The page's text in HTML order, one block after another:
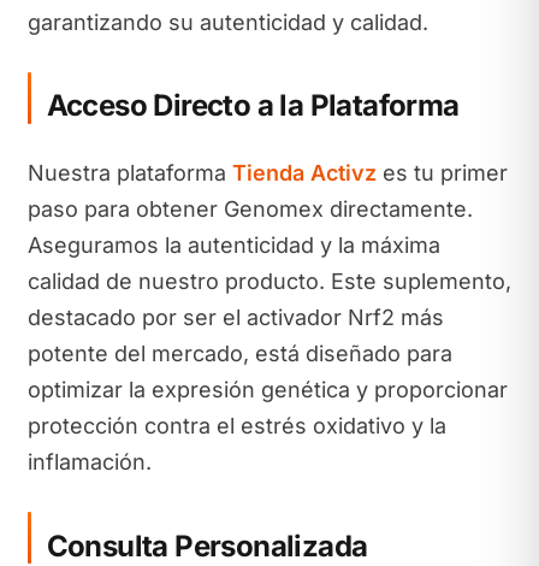
garantizando su autenticidad y calidad.
Acceso Directo a la Plataforma
Nuestra plataforma Tienda Activzes tu primer
paso para obtener Genomex directamente.
Aseguramos la autenticidad y la máxima
calidad de nuestro producto. Este suplemento,
destacado por ser el activador Nrf2 más
potente del mercado, está diseñado para
optimizar la expresión genética y proporcionar
protección contra el estrés oxidativo y la
inflamación.
Consulta Personalizada